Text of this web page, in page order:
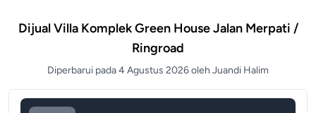
Dijual Villa Komplek Green House Jalan Merpati /
Ringroad
Diperbarui pada 4 Agustus 2026 oleh Juandi Halim